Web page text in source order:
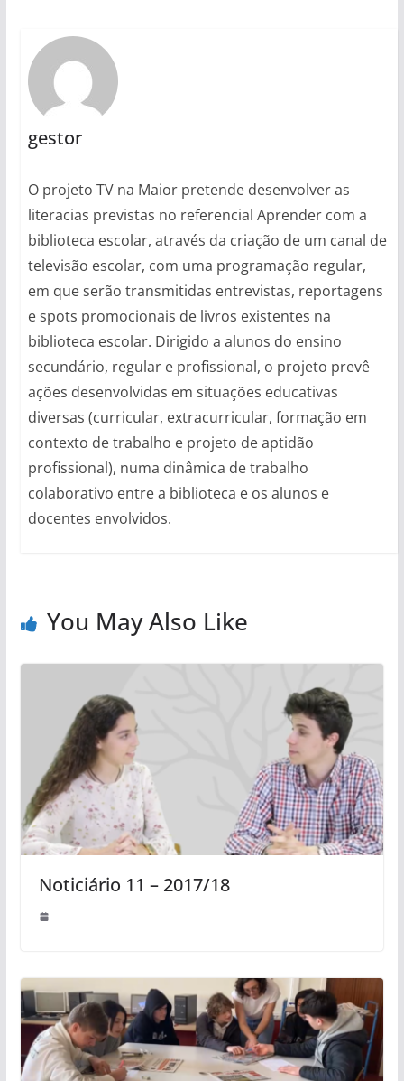
gestor
O projeto TV na Maior pretende desenvolver as
literacias previstas no referencial Aprender com a
biblioteca escolar, através da criação de um canal de
televisão escolar, com uma programação regular,
em que serão transmitidas entrevistas, reportagens
e spots promocionais de livros existentes na
biblioteca escolar. Dirigido a alunos do ensino
secundário, regular e profissional, o projeto prevê
ações desenvolvidas em situações educativas
diversas (curricular, extracurricular, formação em
contexto de trabalho e projeto de aptidão
profissional), numa dinâmica de trabalho
colaborativo entre a biblioteca e os alunos e
docentes envolvidos.
You May Also Like
Noticiário 11 – 2017/18